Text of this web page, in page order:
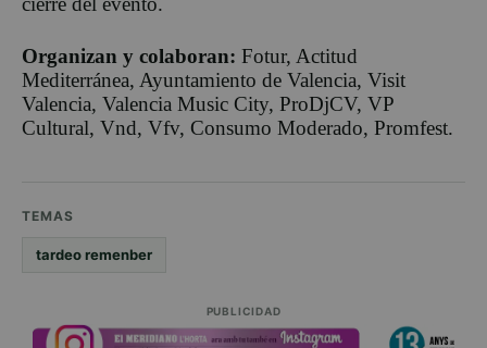
Organizan y colaboran: Fotur, Actitud
Mediterránea, Ayuntamiento de Valencia, Visit
Valencia, Valencia Music City, ProDjCV, VP
Cultural, Vnd, Vfv, Consumo Moderado, Promfest.
TEMAS
tardeo remenber
PUBLICIDAD